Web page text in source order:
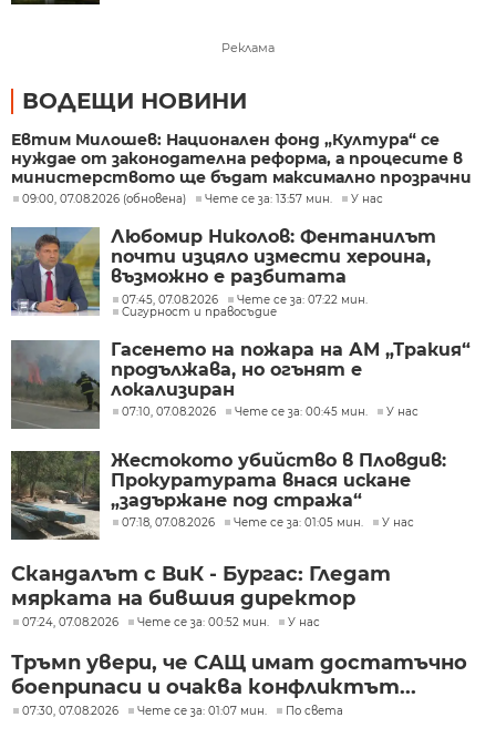
Реклама
ВОДЕЩИ НОВИНИ
Евтим Милошев: Национален фонд „Култура“ се
нуждае от законодателна реформа, а процесите в
министерството ще бъдат максимално прозрачни
09:00, 07.08.2026 (обновена) Чете се за: 13:57 мин. У нас
Любомир Николов: Фентанилът
почти изцяло измести хероина,
възможно е разбитата
лаборатория да е единствената у
нас
07:45, 07.08.2026
Чете се за: 07:22 мин.
Сигурност и правосъдие
Гасенето на пожара на АМ „Тракия“
продължава, но огънят е
локализиран
07:10, 07.08.2026 Чете се за: 00:45 мин. У нас
Жестокото убийство в Пловдив:
Прокуратурата внася искане
„задържане под стража“
07:18, 07.08.2026 Чете се за: 01:05 мин. У нас
Скандалът с ВиК - Бургас: Гледат
мярката на бившия директор
07:24, 07.08.2026 Чете се за: 00:52 мин. У нас
Тръмп увери, че САЩ имат достатъчно
боеприпаси и очаква конфликтът...
07:30, 07.08.2026 Чете се за: 01:07 мин. По света